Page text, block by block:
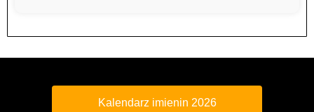
Kalendarz imienin 2026